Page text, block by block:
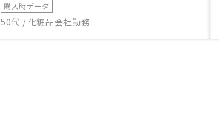
購入時データ
50代 / 化粧品会社勤務